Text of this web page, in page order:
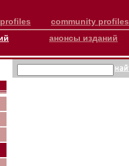
community profiles
анонсы изданий